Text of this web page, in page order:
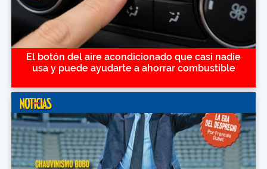
El botón del aire acondicionado que casi nadie
usa y puede ayudarte a ahorrar combustible